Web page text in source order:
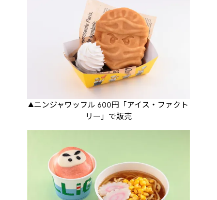
▲ニンジャワッフル 600円「アイス・ファクト
リー」で販売